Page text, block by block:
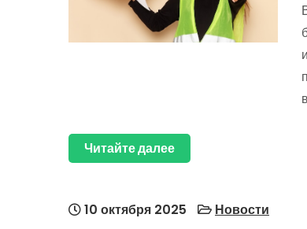
Читайте далее
10 октября 2025 Новости